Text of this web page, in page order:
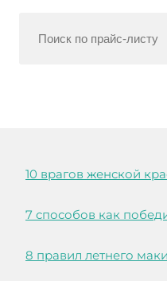
10 врагов женской
7 способов как
8 правил летнего